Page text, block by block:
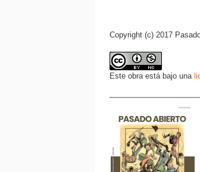
Copyright (c) 2017
Este obra está bajo una